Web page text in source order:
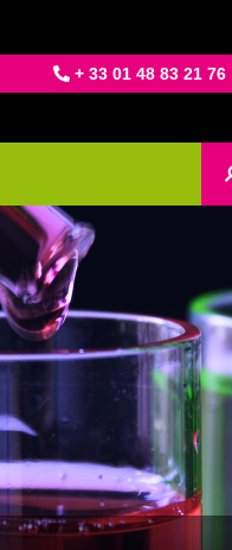
+ 33 01 48 83 21 76